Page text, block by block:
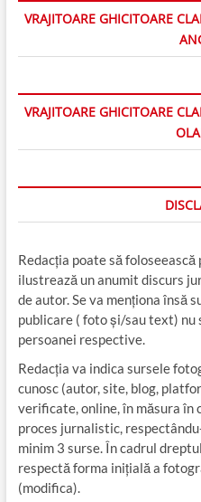
VRAJITOARE GHICITOARE
VRAJITOARE GHICITOARE
Redacția poate să
ilustrează un anumit discurs
de autor. Se va menționa însă
publicare ( foto și/sau text) nu
persoanei respective.
Redacția va indica sursele
cunosc (autor, site, blog,
verificate, online, în măsura în
proces jurnalistic,
minim 3 surse. În cadrul
respectă forma inițială a
(modifica).